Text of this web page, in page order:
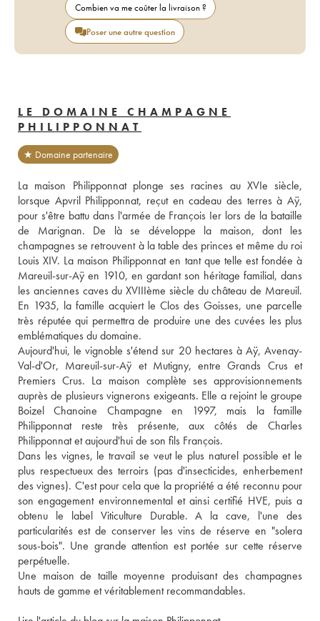
Combien va me coûter la livraison ?
Poser une autre question
LE DOMAINE CHAMPAGNE
PHILIPPONNAT
★ Domaine partenaire
La maison Philipponnat plonge ses racines au XVIe siècle,
lorsque Apvril Philipponnat, reçut en cadeau des terres à Aÿ,
pour s'être battu dans l'armée de François Ier lors de la bataille
de Marignan. De là se développe la maison, dont les
champagnes se retrouvent à la table des princes et même du roi
Louis XIV. La maison Philipponnat en tant que telle est fondée à
Mareuil-sur-Aÿ en 1910, en gardant son héritage familial, dans
les anciennes caves du XVIIIème siècle du château de Mareuil.
En 1935, la famille acquiert le Clos des Goisses, une parcelle
très réputée qui permettra de produire une des cuvées les plus
emblématiques du domaine.
Aujourd'hui, le vignoble s'étend sur 20 hectares à Aÿ, Avenay-
Val-d'Or, Mareuil-sur-Aÿ et Mutigny, entre Grands Crus et
Premiers Crus. La maison complète ses approvisionnements
auprès de plusieurs vignerons exigeants. Elle a rejoint le groupe
Boizel Chanoine Champagne en 1997, mais la famille
Philipponnat reste très présente, aux côtés de Charles
Philipponnat et aujourd'hui de son fils François.
Dans les vignes, le travail se veut le plus naturel possible et le
plus respectueux des terroirs (pas d'insecticides, enherbement
des vignes). C'est pour cela que la propriété a été reconnu pour
son engagement environnemental et ainsi certifié HVE, puis a
obtenu le label Viticulture Durable. A la cave, l'une des
particularités est de conserver les vins de réserve en "solera
sous-bois". Une grande attention est portée sur cette réserve
perpétuelle.
Une maison de taille moyenne produisant des champagnes
hauts de gamme et véritablement recommandables.